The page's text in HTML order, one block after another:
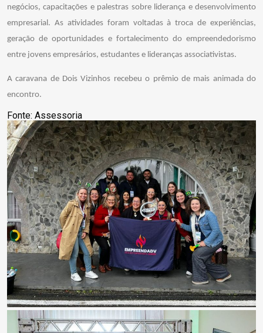
negócios, capacitações e palestras sobre liderança e desenvolvimento
empresarial. As atividades foram voltadas à troca de experiências,
geração de oportunidades e fortalecimento do empreendedorismo
entre jovens empresários, estudantes e lideranças associativistas.
A caravana de Dois Vizinhos recebeu o prêmio de mais animada do
encontro.
Fonte: Assessoria